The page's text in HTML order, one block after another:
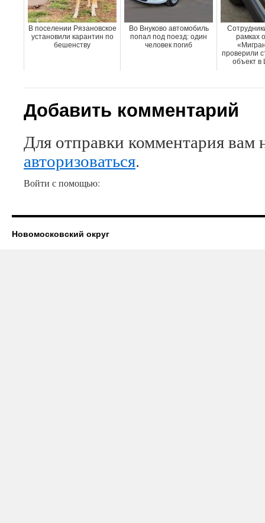
В поселении Рязановское
установили карантин по
бешенству
Во Внуково автомобиль
попал под поезд: один
человек погиб
рамках
проверили
объект в
Добавить комментарий
Для отправки комментария вам
авторизоваться.
Войти с помощью:
Новомосковский округ